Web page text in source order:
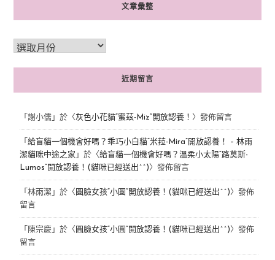
文章彙整
近期留言
「 謝小儒」於〈灰色小花貓“蜜茲-Miz”開放認養！ 〉發佈留言
「 給盲貓一個機會好嗎？乖巧小白貓“米菈-Mira”開放認養！ – 林雨
潔貓咪中途之家 」於〈給盲貓一個機會好嗎？溫柔小太陽“路莫斯-
Lumos”開放認養！(貓咪已經送出^^)〉發佈留言
「 林雨潔 」於〈 圓臉女孩“小圓”開放認養！(貓咪已經送出^^)〉發佈
留言
「 陳宗慶」於〈 圓臉女孩“小圓”開放認養！(貓咪已經送出^^)〉發佈
留言